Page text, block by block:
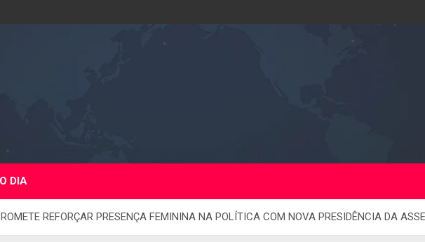
DIA
REFORÇAR PRESENÇA FEMININA NA POLÍTICA COM NOVA PRESIDÊNCIA DA